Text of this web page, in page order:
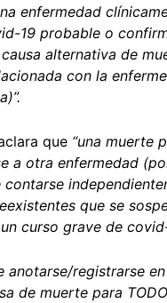
enfermedad
19 probable o
alternativa de
con la
que “una muerte
a otra enfermedad
que se
curso grave de covid-
anotarse/registrarse
de muerte para